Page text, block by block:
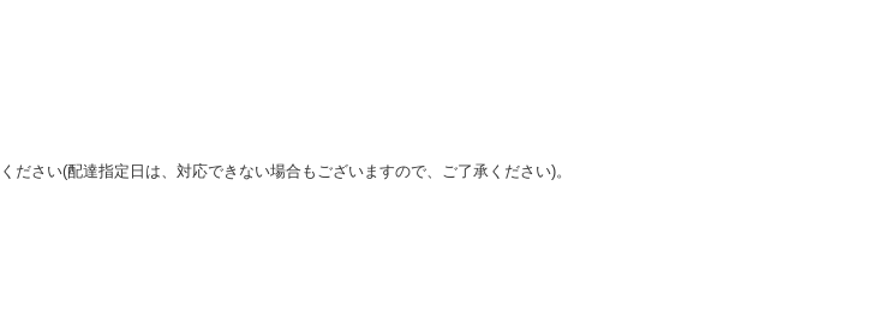
さい(配達指定日は、対応できない場合もございますので、ご了承ください)。